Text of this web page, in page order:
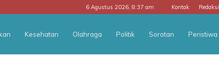
6 Agustus 2026, 8:37 am Kontak Redaksi
Kesehatan Olahraga Politik Sorotan Peristiwa